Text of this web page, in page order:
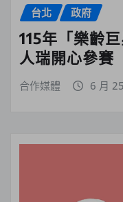
台北 政府
115年「樂齡
人瑞開心參
合作媒體 6 月